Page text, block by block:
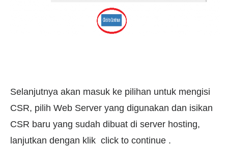
Selanjutnya akan masuk ke pilihan untuk mengisi
CSR, pilih Web Server yang digunakan dan isikan
CSR baru yang sudah dibuat di server hosting,
lanjutkan dengan klik click to continue .